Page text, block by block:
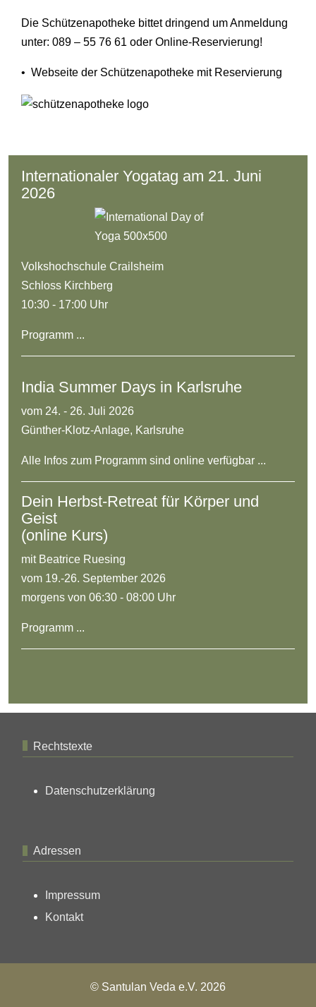
Die Schützenapotheke bittet dringend um Anmeldung
unter: 089 – 55 76 61 oder Online-Reservierung!
• Webseite der Schützenapotheke mit Reservierung
Internationaler Yogatag am 21. Juni
2026
Volkshochschule Crailsheim
Schloss Kirchberg
10:30 - 17:00 Uhr
Programm ...
India Summer Days in Karlsruhe
vom 24. - 26. Juli 2026
Günther-Klotz-Anlage, Karlsruhe
Alle Infos zum Programm sind online verfügbar ...
Dein Herbst-Retreat für Körper und
Geist
(online Kurs)
mit Beatrice Ruesing
vom 19.-26. September 2026
morgens von 06:30 - 08:00 Uhr
Programm ...
Rechtstexte
Datenschutzerklärung
Adressen
Impressum
Kontakt
© Santulan Veda e.V. 2026